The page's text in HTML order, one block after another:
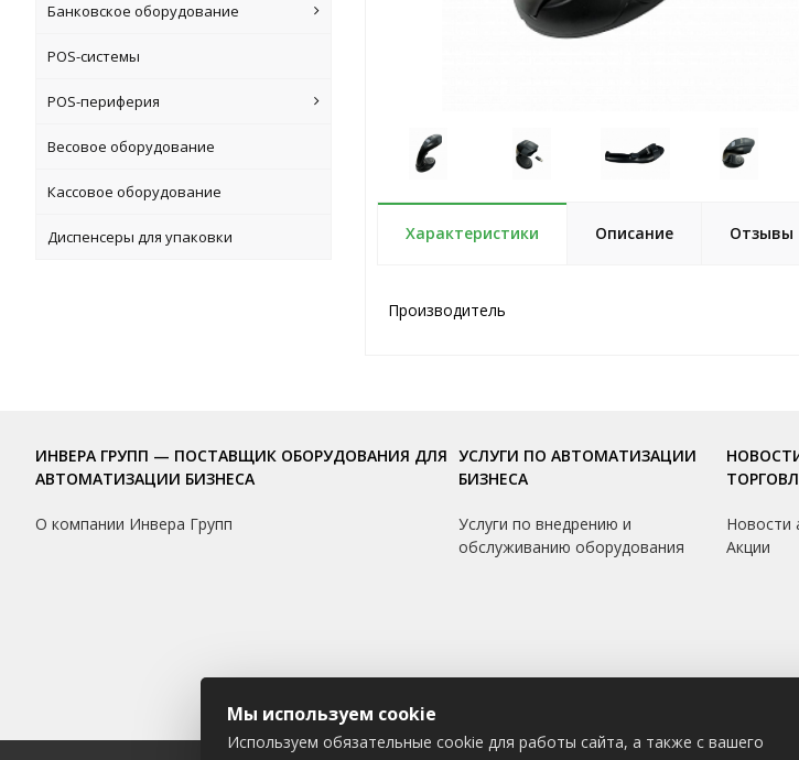
Банковское оборудование
POS-системы
POS-периферия
Весовое оборудование
Кассовое оборудование
Диспенсеры для упаковки Характеристики Описание Отзывы
Производитель
ИНВЕРА ГРУПП — ПОСТАВЩИК ОБОРУДОВАНИЯ ДЛЯ
АВТОМАТИЗАЦИИ БИЗНЕСА
О компании Инвера Групп
УСЛУГИ ПО АВТОМАТИЗАЦИИ
БИЗНЕСА
Услуги по внедрению и
обслуживанию оборудования
Новости
Акции
Мы используем cookie
Используем обязательные cookie для работы сайта, а также с вашего